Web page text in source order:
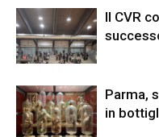
Il CVR
Parma,
in